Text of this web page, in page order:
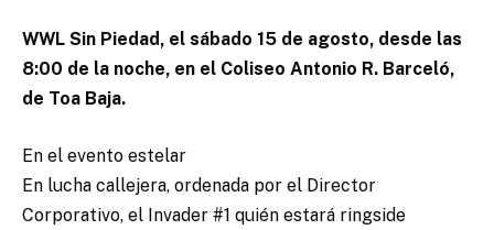
WWL Sin Piedad, el sábado 15 de agosto, desde las
8:00 de la noche, en el Coliseo Antonio R. Barceló,
de Toa Baja.
En el evento estelar
En lucha callejera, ordenada por el Director
Corporativo, el Invader #1 quién estará ringside